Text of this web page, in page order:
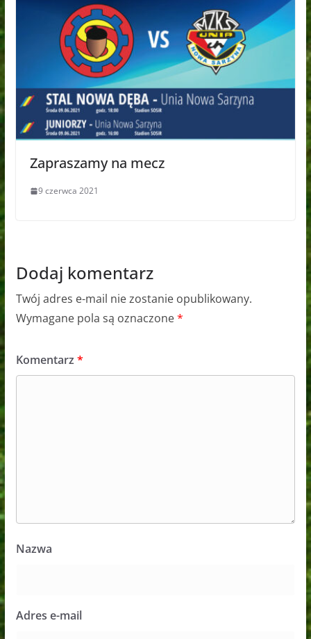
Zapraszamy na mecz
9 czerwca 2021
Dodaj komentarz
Twój adres e-mail nie zostanie opublikowany.
Wymagane pola są oznaczone*
Komentarz *
Nazwa
Adres e-mail